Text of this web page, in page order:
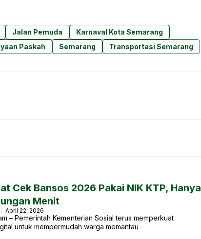
Jalan Pemuda
Karnaval Kota Semarang
Paskah Semarang Transportasi Semarang
Cek Bansos 2026 Pakai NIK KTP, Hanya
Menit
April 22, 2026
– Pemerintah Kementerian Sosial terus memperkuat
untuk mempermudah warga memantau